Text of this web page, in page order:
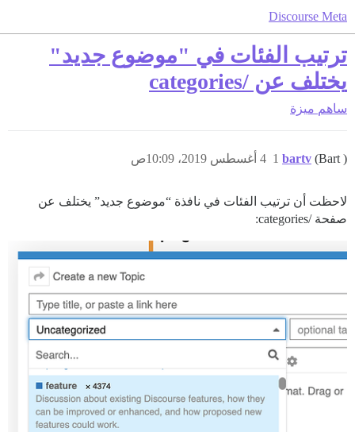
Discourse Meta
ترتيب الفئات في "موضوع جديد"
يختلف عن /categories
ساهم ميزة
bartv (Bart ) 4 أغسطس 2019، 10:09ص 1
لاحظت أن ترتيب الفئات في نافذة “موضوع جديد” يختلف عن
صفحة /categories: